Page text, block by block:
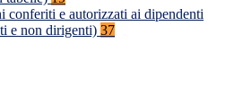
conferiti e autorizzati ai dipendenti
e non dirigenti) 37